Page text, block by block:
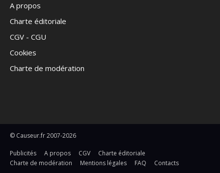
A propos
Charte éditoriale
CGV - CGU
Cookies
Charte de modération
© Causeur.fr 2007-2026
Publicités A propos CGV
Charte éditoriale
Charte de modération
Mentions légales FAQ Contacts